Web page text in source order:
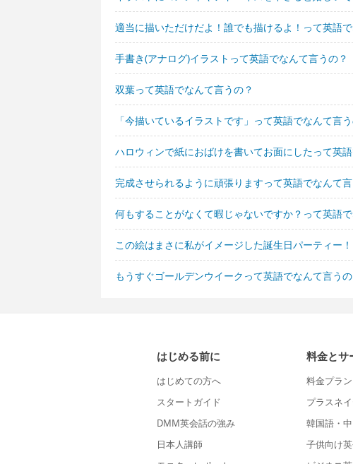
適当に描いただけだよ！誰でも描けるよ！って英語
手書き(アナログ)イラストって英語でなんて言うの？
双葉って英語でなんて言うの？
「今描いているイラストです」って英語でなんて言
ハロウィンで紙におばけを書いてお面にしたって英
完成させられるように頑張りますって英語でなんて
何もすることがなくて暇じゃないですか？って英語
この絵はまさに私がイメージした誕生日パーティー
もうすぐゴールデンウイークって英語でなんて言うの
はじめる前に
はじめての方へ
スタートガイド
DMM英会話の強み
日本人講師
料金とサ
料金プラン
プラスネ
韓国語・
子供向け